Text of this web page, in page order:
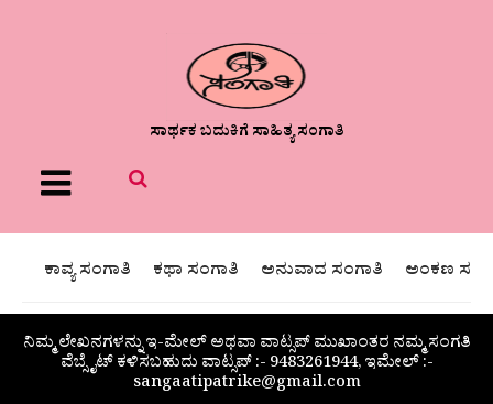
ಸಾರ್ಥಕ ಬದುಕಿಗೆ ಸಾಹಿತ್ಯ ಸಂಗಾತಿ
Menu
ಕಾವ್ಯ ಸಂಗಾತಿ ಕಥಾ ಸಂಗಾತಿ ಅನುವಾದ ಸಂಗಾತಿ ಅಂಕಣ
ನಿಮ್ಮ ಲೇಖನಗಳನ್ನು ಇ-ಮೇಲ್ ಅಥವಾ ವಾಟ್ಸಪ್ ಮುಖಾಂತರ ನಮ್ಮ ಸಂಗತಿ
ವೆಬ್ಸೈಟ್ ಕಳಿಸಬಹುದು ವಾಟ್ಸಪ್‌ :- 9483261944, ಇಮೇಲ್ :-
sangaatipatrike@gmail.com